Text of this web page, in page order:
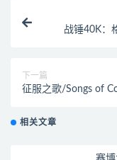
战锤40K：
下一篇
征服之歌/Songs of
相关文章